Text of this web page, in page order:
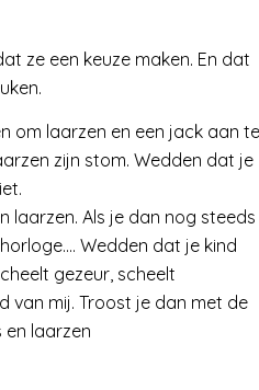
ze een keuze maken. En dat
om laarzen en een jack aan te
zijn stom. Wedden dat je
laarzen. Als je dan nog steeds
Wedden dat je kind
gezeur, scheelt
van mij. Troost je dan met de
en laarzen